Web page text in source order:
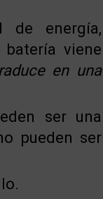
de energía,
viene
en una
ser una
pueden ser